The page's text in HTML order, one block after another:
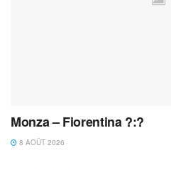
Monza – Fiorentina ?:?
8 AOÛT 2026